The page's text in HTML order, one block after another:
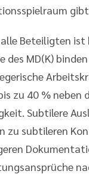
gibt
Beteiligten ist
des MD(K)
zu 40 % neben
Subtilere
zu subtileren